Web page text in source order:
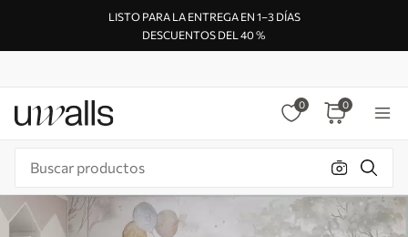
LISTO PARA LA ENTREGA EN 1–3 DÍAS
DESCUENTOS DEL 40 %
0 0